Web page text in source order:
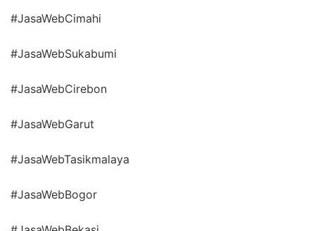
#JasaWebCimahi
#JasaWebSukabumi
#JasaWebCirebon
#JasaWebGarut
#JasaWebTasikmalaya
#JasaWebBogor